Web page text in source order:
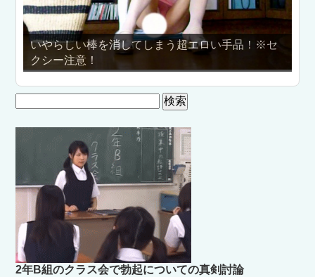
いやらしい棒を消してしまう超エロい手品！※セ
クシー注意！
2年B組のクラス会で勃起についての真剣討論